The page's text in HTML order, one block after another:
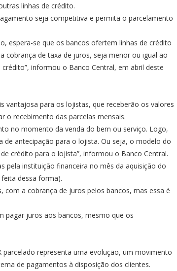
linhas de crédito.
seja competitiva e permita o parcelamento
espera-se que os bancos ofertem linhas de crédito
cobrança de taxa de juros, seja menor ou igual ao
informou o Banco Central, em abril deste
vantajosa para os lojistas, que receberão os valores
o recebimento das parcelas mensais.
no momento da venda do bem ou serviço. Logo,
antecipação para o lojista. Ou seja, o modelo do
crédito para o lojista”, informou o Banco Central.
instituição financeira no mês da aquisição do
dessa forma).
a cobrança de juros pelos bancos, mas essa é
pagar juros aos bancos, mesmo que os
parcelado representa uma evolução, um movimento
de pagamentos à disposição dos clientes.